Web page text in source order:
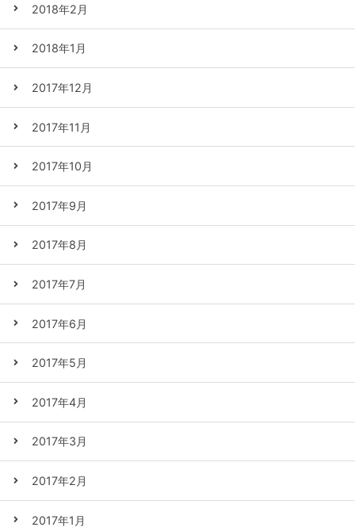
2018年2月
2018年1月
2017年12月
2017年11月
2017年10月
2017年9月
2017年8月
2017年7月
2017年6月
2017年5月
2017年4月
2017年3月
2017年2月
2017年1月